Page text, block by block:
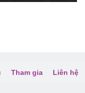
Tham gia Liên hệ